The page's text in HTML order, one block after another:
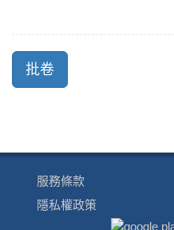
服務條款
隱私權政策